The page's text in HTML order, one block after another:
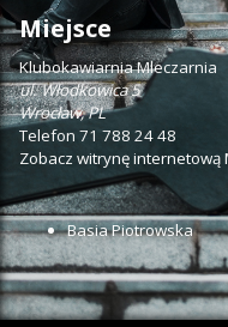
Miejsce
Klubokawiarnia Mleczarnia
ul. Włodkowica 5
Wrocław,PL
Telefon 71 788 24 48
Zobacz witrynę internetową
Basia Piotrowska